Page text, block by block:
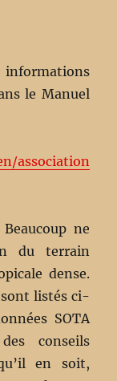
le Manuel
association
ne
du terrain
dense.
sont listés ci-
SOTA
conseils
en soit,